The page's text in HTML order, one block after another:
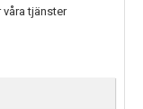
tjänster